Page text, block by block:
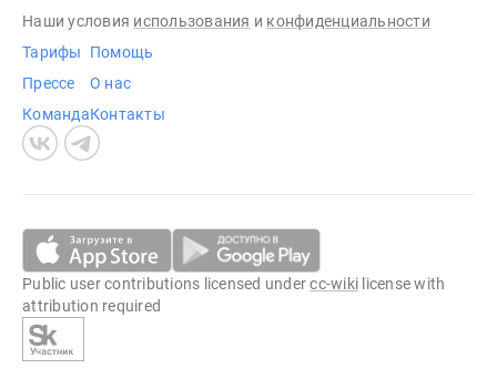
Наши условия использования и конфиденциальности
Тарифы
Прессе
Команда
Помощь
О нас
Контакты
Public user contributions licensed undercc-wiki license with
attribution required